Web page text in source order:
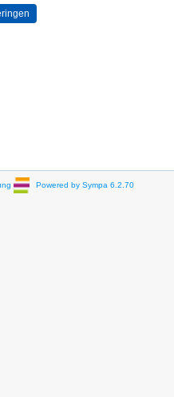
Powered by Sympa 6.2.70